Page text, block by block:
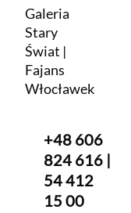
Galeria
Stary
Świat |
Fajans
Włocławek
+48 606
824 616 |
54 412
15 00